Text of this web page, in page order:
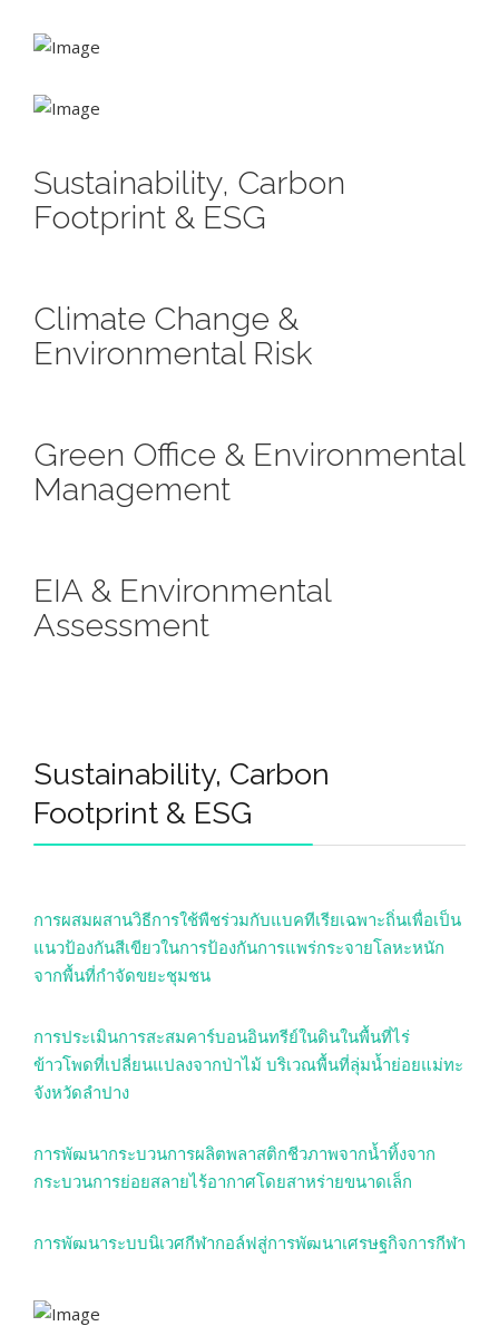
Sustainability, Carbon
Footprint & ESG
Climate Change &
Environmental Risk
Green Office & Environmental
Management
EIA & Environmental
Assessment
Sustainability, Carbon
Footprint & ESG
การผสมผสานวิธีการใช้พืชร่วมกับแบคทีเรียเฉพาะถิ่นเพื่อเป็น
แนวป้องกันสีเขียวในการป้องกันการแพร่กระจายโลหะหนัก
จากพื้นที่กำจัดขยะชุมชน
การประเมินการสะสมคาร์บอนอินทรีย์ในดินในพื้นที่ไร่
ข้าวโพดที่เปลี่ยนแปลงจากป่าไม้ บริเวณพื้นที่ลุ่มน้ำย่อยแม่ทะ
จังหวัดลำปาง
การพัฒนากระบวนการผลิตพลาสติกชีวภาพจากน้ำทิ้งจาก
กระบวนการย่อยสลายไร้อากาศโดยสาหร่ายขนาดเล็ก
การพัฒนาระบบนิเวศกีฬากอล์ฟสู่การพัฒนาเศรษฐกิจการกีฬา